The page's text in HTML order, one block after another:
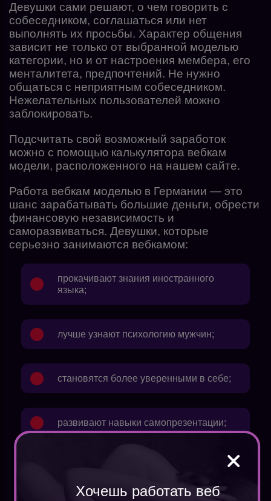
Девушки сами решают, о чем говорить с
собеседником, соглашаться или нет
выполнять их просьбы. Характер общения
зависит не только от выбранной моделью
категории, но и от настроения мембера, его
менталитета, предпочтений. Не нужно
общаться с неприятным собеседником.
Нежелательных пользователей можно
заблокировать.
Подсчитать свой возможный заработок
можно с помощью калькулятора вебкам
модели, расположенного на нашем сайте.
Работа вебкам моделью в Германии — это
шанс зарабатывать большие деньги, обрести
финансовую независимость и
саморазвиваться. Девушки, которые
серьезно занимаются вебкамом:
прокачивают знания иностранного
языка;
лучше узнают психологию мужчин;
становятся более уверенными в себе;
развивают навыки самопрезентации;
Хочешь работать веб